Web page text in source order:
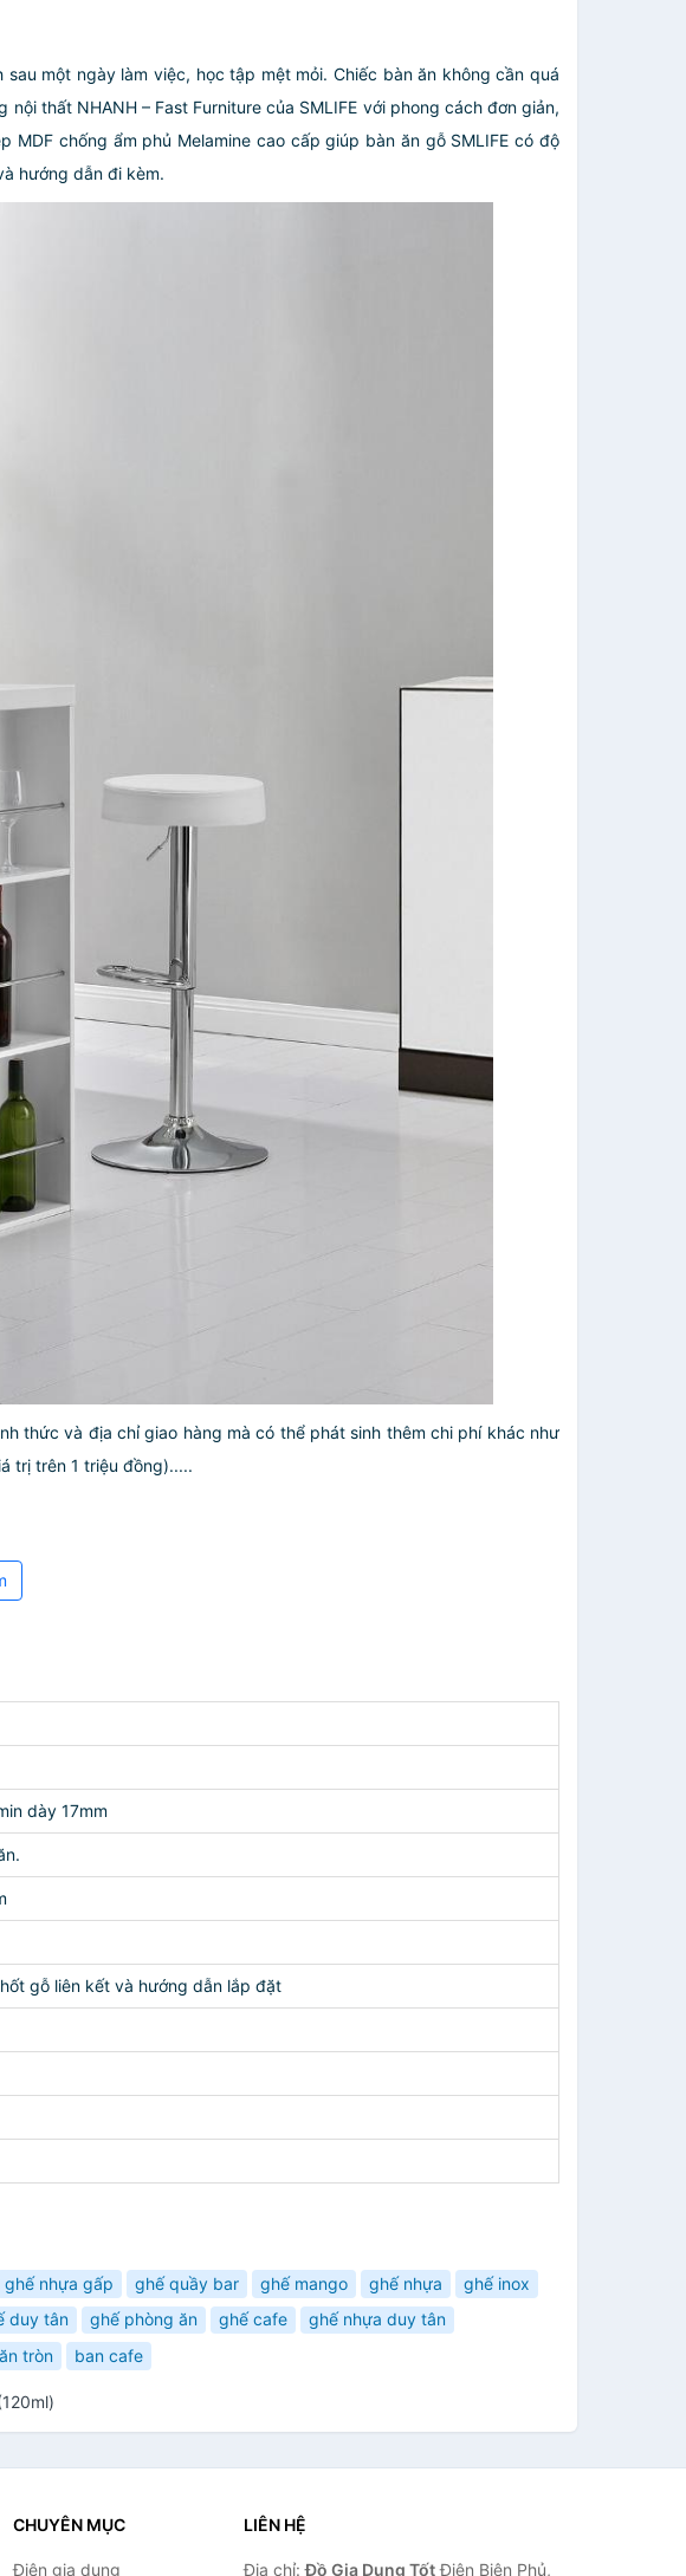
một ngày làm việc, học tập mệt mỏi. Chiếc bàn ăn không cần quá
thất NHANH – Fast Furniture của SMLIFE với phong cách đơn giản,
chống ẩm phủ Melamine cao cấp giúp bàn ăn gỗ SMLIFE có độ
hướng dẫn đi kèm.
thức và địa chỉ giao hàng mà có thể phát sinh thêm chi phí khác như
trị trên 1 triệu đồng).....
dày 17mm
gỗ liên kết và hướng dẫn lắp đặt
ghế nhựa gấp ghế quầy bar ghế mango ghế nhựa
ghế inox
duy tân ghế phòng ăn ghế cafe
ghế nhựa duy tân
tròn ban cafe
CHUYÊN MỤC
Điện gia dụng
LIÊN HỆ
Địa chỉ:Đồ Gia Dụng TốtĐiện Biên Phủ,